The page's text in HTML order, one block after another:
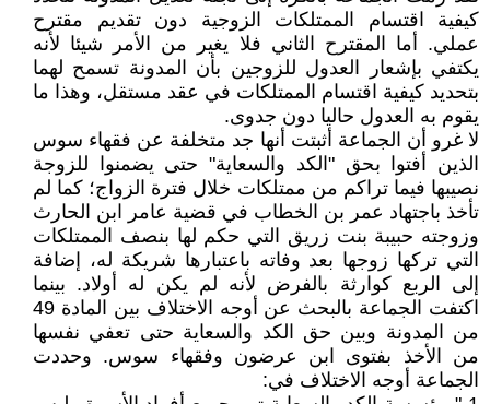
كيفية اقتسام الممتلكات الزوجية دون تقديم مقترح
عملي. أما المقترح الثاني فلا يغير من الأمر شيئا لأنه
يكتفي بإشعار العدول للزوجين بأن المدونة تسمح لهما
بتحديد كيفية اقتسام الممتلكات في عقد مستقل، وهذا ما
يقوم به العدول حاليا دون جدوى.
لا غرو أن الجماعة أثبتت أنها جد متخلفة عن فقهاء سوس
الذين أفتوا بحق "الكد والسعاية" حتى يضمنوا للزوجة
نصيبها فيما تراكم من ممتلكات خلال فترة الزواج؛ كما لم
تأخذ باجتهاد عمر بن الخطاب في قضية عامر ابن الحارث
وزوجته حبيبة بنت زريق التي حكم لها بنصف الممتلكات
التي تركها زوجها بعد وفاته باعتبارها شريكة له، إضافة
إلى الربع كوارثة بالفرض لأنه لم يكن له أولاد. بينما
اكتفت الجماعة بالبحث عن أوجه الاختلاف بين المادة 49
من المدونة وبين حق الكد والسعاية حتى تعفي نفسها
من الأخذ بفتوى ابن عرضون وفقهاء سوس. وحددت
الجماعة أوجه الاختلاف في: